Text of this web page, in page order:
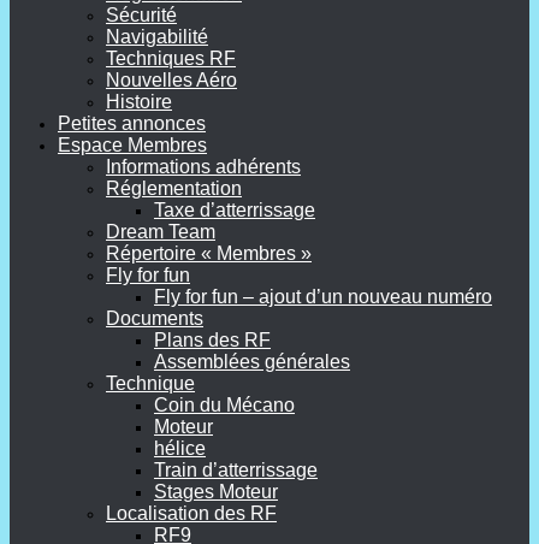
Sécurité
Navigabilité
Techniques RF
Nouvelles Aéro
Histoire
Petites annonces
Espace Membres
Informations adhérents
Réglementation
Taxe d’atterrissage
Dream Team
Répertoire « Membres »
Fly for fun
Fly for fun – ajout d’un nouveau numéro
Documents
Plans des RF
Assemblées générales
Technique
Coin du Mécano
Moteur
hélice
Train d’atterrissage
Stages Moteur
Localisation des RF
RF9